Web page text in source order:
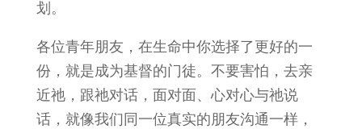
划。
各位青年朋友，在生命中你选择了更好的一
份，就是成为基督的门徒。不要害怕，去亲
近祂，跟祂对话，面对面、心对心与祂说
话，就像我们同一位真实的朋友沟通一样，